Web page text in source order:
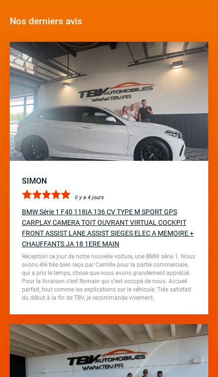
Nos derniers avis
SIMON
Il y a 4 jours
BMW Série 1 F40 118IA 136 CV TYPE M SPORT GPS
CARPLAY CAMERA TOIT OUVRANT VIRTUAL COCKPIT
FRONT ASSIST LANE ASSIST SIEGES ELEC A MEMOIRE +
CHAUFFANTS JA 18 1ERE MAIN
Réception ce jour de notre nouvelle voiture, une BMW série 1. Nous
avons été très bien reçu par Camille pour la partie commerciale,
qui a pris le temps, chose que nous avons grandement apprécié.
Pour la livraison c’est Romain qui c’est occupé de nous. Accueil
parfait, tout comme les explications sur le véhicule. Très satisfait
du début à la fin de TBV, je recommande vivement.